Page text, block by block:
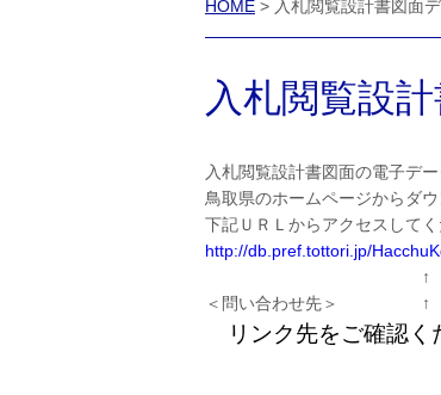
HOME > 入札閲覧設計書図面
入札閲覧設
入札閲覧設計書図面の電子デ
鳥取県のホームページからダ
下記ＵＲＬからアクセスしてく
http://db.pref.tottori.jp/
↑
＜問い合わせ先＞
↑
リンク先をご確認く